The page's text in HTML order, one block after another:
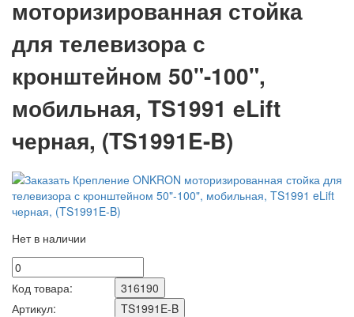
моторизированная стойка
для телевизора с
кронштейном 50"-100",
мобильная, TS1991 eLift
черная, (TS1991E-B)
Нет в наличии
Код товара:
316190
Артикул:
TS1991E-B